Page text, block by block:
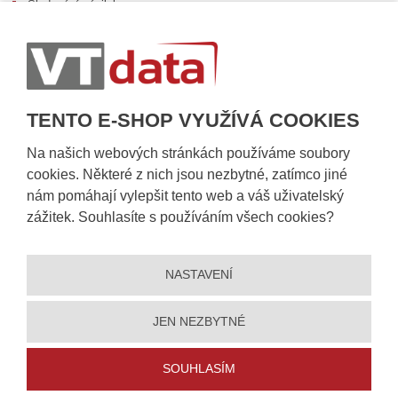
TENTO E-SHOP VYUŽÍVÁ COOKIES
Na našich webových stránkách používáme soubory
cookies. Některé z nich jsou nezbytné, zatímco jiné
nám pomáhají vylepšit tento web a váš uživatelský
zážitek. Souhlasíte s používáním všech cookies?
NASTAVENÍ
JEN NEZBYTNÉ
SOUHLASÍM
Sledování zásilek
Informace k dostupnosti zboží
Obecné informace
Prohlášení o přístupnosti |Ochrana osobních údajů |Mapa stránek ||